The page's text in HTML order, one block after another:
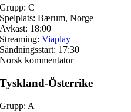
Grupp: C
Spelplats: Bærum, Norge
Avkast: 18:00
Streaming:Viaplay
Sändningsstart: 17:30
Norsk kommentator
Tyskland-Österrike
Grupp: A